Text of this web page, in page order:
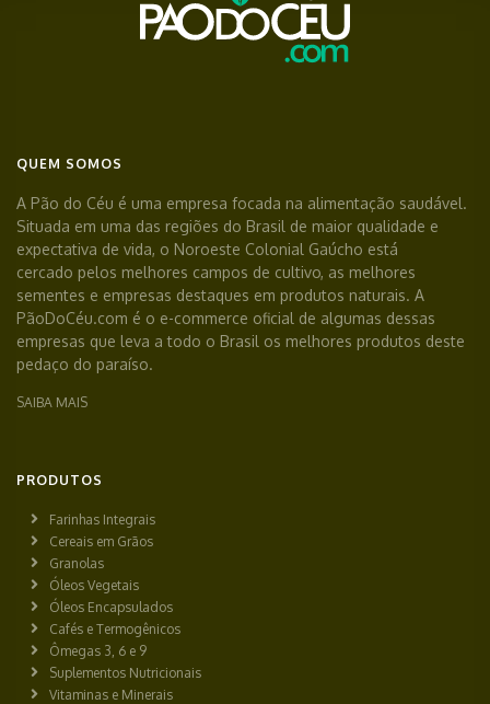
QUEM SOMOS
A Pão do Céu é uma empresa focada na alimentação saudável.
Situada em uma das regiões do Brasil de maior qualidade e
expectativa de vida, o Noroeste Colonial Gaúcho está
cercado pelos melhores campos de cultivo, as melhores
sementes e empresas destaques em produtos naturais. A
PãoDoCéu.com é o e-commerce oficial de algumas dessas
empresas que leva a todo o Brasil os melhores produtos deste
pedaço do paraíso.
SAIBA MAIS
PRODUTOS
Farinhas Integrais
Cereais em Grãos
Granolas
Óleos Vegetais
Óleos Encapsulados
Cafés e Termogênicos
Ômegas 3, 6 e 9
Suplementos Nutricionais
Vitaminas e Minerais